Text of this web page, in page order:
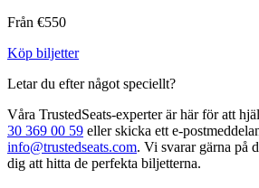
Från €550
Köp biljetter
Letar du efter något speciellt?
Våra TrustedSeats‑experter är här för att
30 369 00 59 eller skicka ett
info@trustedseats.com. Vi svarar gärna på
dig att hitta de perfekta biljetterna.